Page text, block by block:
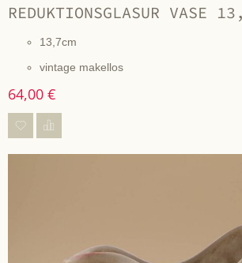
REDUKTIONSGLASUR VASE
13,7cm
vintage makellos
64,00 €